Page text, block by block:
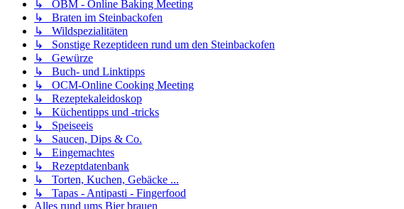
↳ OBM - Online Baking Meeting
↳ Braten im Steinbackofen
↳ Wildspezialitäten
↳ Sonstige Rezeptideen rund um den Steinbackofen
↳ Gewürze
↳ Buch- und Linktipps
↳ OCM-Online Cooking Meeting
↳ Rezeptekaleidoskop
↳ Küchentipps und -tricks
↳ Speiseeis
↳ Saucen, Dips & Co.
↳ Eingemachtes
↳ Rezeptdatenbank
↳ Torten, Kuchen, Gebäcke ...
↳ Tapas - Antipasti - Fingerfood
Alles rund ums Bier brauen